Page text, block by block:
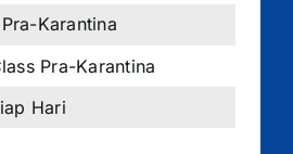
Karantina
Pra-Karantina
Hari